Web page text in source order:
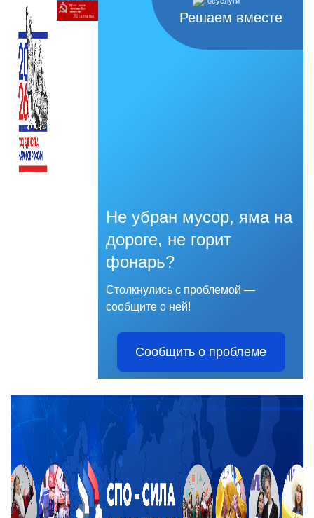
Решаем вместе
Не убран мусор, яма на
дороге, не горит
фонарь?
Столкнулись с проблемой —
сообщите о ней!
Сообщить о проблеме